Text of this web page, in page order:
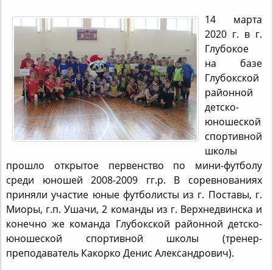
14 марта
2020 г. в г.
Глубокое
на базе
Глубокской
районной
детско-
юношеской
спортивной
школы
прошло открытое первенство по мини-футболу
среди юношей 2008-2009 гг.р. В соревнованиях
приняли участие юные футболисты из г. Поставы, г.
Миоры, г.п. Ушачи, 2 команды из г. Верхнедвинска и
конечно же команда Глубокской районной детско-
юношеской спортивной школы (тренер-
преподаватель Какорко Денис Александрович).